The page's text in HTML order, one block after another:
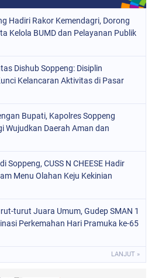
(965)
(212)
Hadiri Rakor Kemendagri, Dorong
Kelola BUMD dan Pelayanan Publik
Dishub Soppeng: Disiplin
Kelancaran Aktivitas di Pasar
Bupati, Kapolres Soppeng
Wujudkan Daerah Aman dan
Soppeng, CUSS N CHEESE Hadir
Menu Olahan Keju Kekinian
turut Juara Umum, Gudep SMAN 1
Perkemahan Hari Pramuka ke-65
LANJUT »